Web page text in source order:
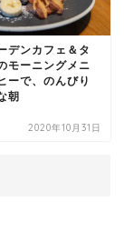
デンカフェ＆タ
モーニングメニ
ーで、のんびり
朝
2020年10月31日